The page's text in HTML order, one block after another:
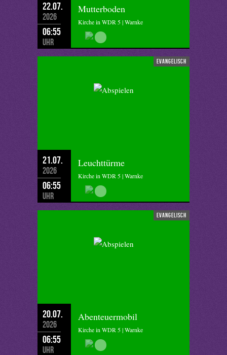
22.07.
2026
06:55
Uhr
Mutterboden
Kirche in WDR 5 | Warnke
evangelisch
21.07.
2026
06:55
Uhr
Leuchttürme
Kirche in WDR 5 | Warnke
evangelisch
20.07.
2026
06:55
Uhr
Abenteuermobil
Kirche in WDR 5 | Warnke